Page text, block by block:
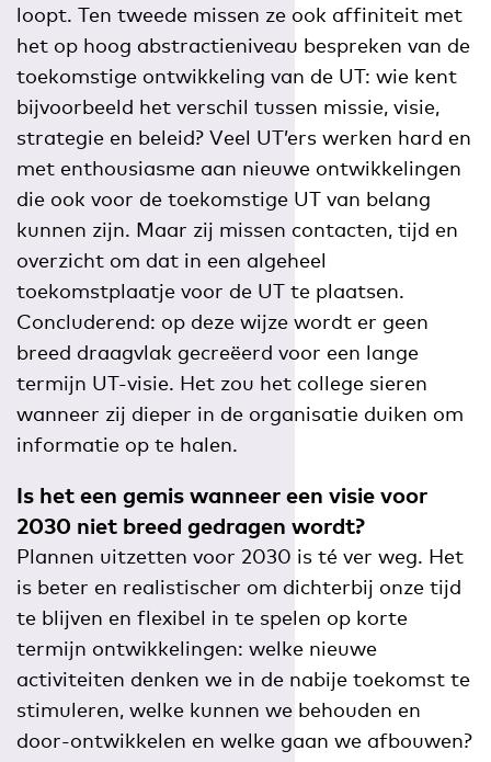
loopt. Ten tweede missen ze ook affiniteit met
het op hoog abstractieniveau bespreken van de
toekomstige ontwikkeling van de UT: wie kent
bijvoorbeeld het verschil tussen missie, visie,
strategie en beleid? Veel UT’ers werken hard en
met enthousiasme aan nieuwe ontwikkelingen
die ook voor de toekomstige UT van belang
kunnen zijn. Maar zij missen contacten, tijd en
overzicht om dat in een algeheel
toekomstplaatje voor de UT te plaatsen.
Concluderend: op deze wijze wordt er geen
breed draagvlak gecreëerd voor een lange
termijn UT-visie. Het zou het college sieren
wanneer zij dieper in de organisatie duiken om
informatie op te halen.
Is het een gemis wanneer een visie voor
2030 niet breed gedragen wordt?
Plannen uitzetten voor 2030 is té ver weg. Het
is beter en realistischer om dichterbij onze tijd
te blijven en flexibel in te spelen op korte
termijn ontwikkelingen: welke nieuwe
activiteiten denken we in de nabije toekomst te
stimuleren, welke kunnen we behouden en
door-ontwikkelen en welke gaan we afbouwen?